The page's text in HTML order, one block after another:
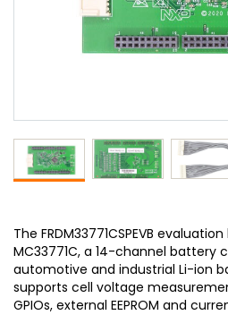
The FRDM33771CSPEVB
MC33771C, a 14-channel battery
automotive and industrial Li-ion
supports cell voltage
GPIOs, external EEPROM and